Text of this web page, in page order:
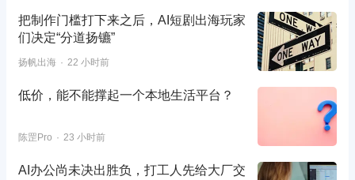
把制作门槛打下来之后，AI短剧出海玩家
们决定“分道扬镳”
扬帆出海 22 小时前
低价，能不能撑起一个本地生活平台？
陈罡Pro 23 小时前
AI办公尚未决出胜负，打工人先给大厂交